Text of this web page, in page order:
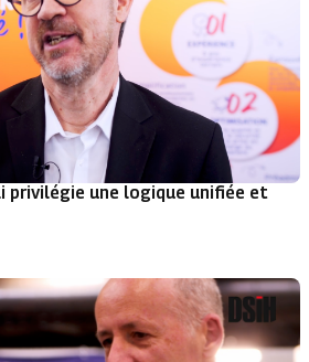
privilégie une logique unifiée et